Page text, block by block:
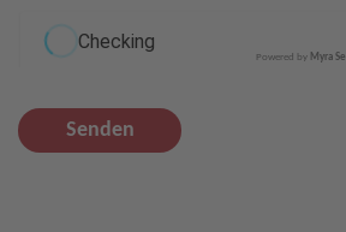
Powered by Myra
Senden